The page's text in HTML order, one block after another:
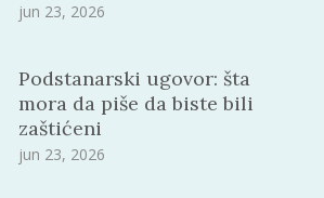
jun 23, 2026
Podstanarski ugovor: šta
mora da piše da biste bili
zaštićeni
jun 23, 2026